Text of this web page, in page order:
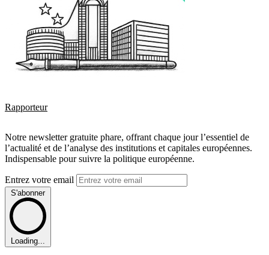
Rapporteur
Notre newsletter gratuite phare, offrant chaque jour l’essentiel de
l’actualité et de l’analyse des institutions et capitales européennes.
Indispensable pour suivre la politique européenne.
Entrez votre email
S'abonner
Loading...